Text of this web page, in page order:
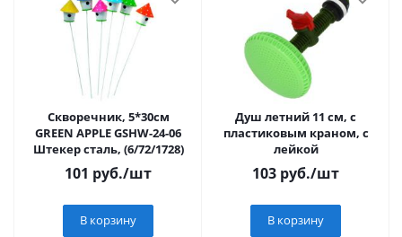
Скворечник, 5*30см
GREEN APPLE GSHW-24-06
Штекер сталь, (6/72/1728)
101 руб./шт
В корзину
Душ летний 11 см, с
пластиковым краном, с
лейкой
103 руб./шт
В корзину